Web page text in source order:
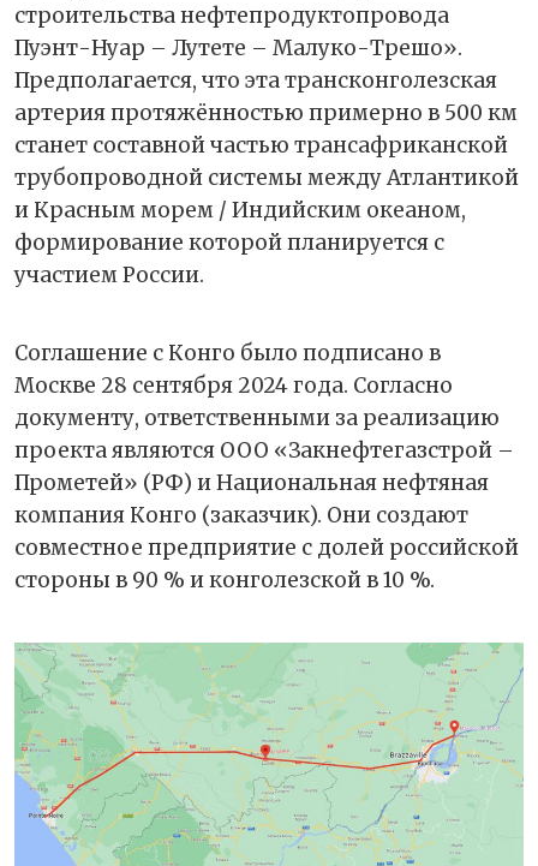
строительства нефтепродуктопровода
Пуэнт-Нуар – Лутете – Малуко-Трешо».
Предполагается, что эта трансконголезская
артерия протяжённостью примерно в 500 км
станет составной частью трансафриканской
трубопроводной системы между Атлантикой
и Красным морем / Индийским океаном,
формирование которой планируется с
участием России.
Соглашение с Конго было подписано в
Москве 28 сентября 2024 года. Согласно
документу, ответственными за реализацию
проекта являются ООО «Закнефтегазстрой –
Прометей» (РФ) и Национальная нефтяная
компания Конго (заказчик). Они создают
совместное предприятие с долей российской
стороны в 90 % и конголезской в 10 %.